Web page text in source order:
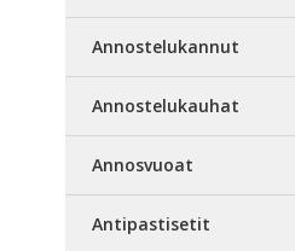
Annostelukannut
Annostelukauhat
Annosvuoat
Antipastisetit